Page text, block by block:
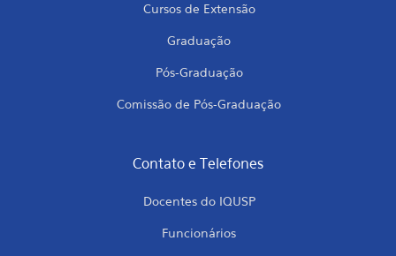
Cursos de Extensão
Graduação
Pós-Graduação
Comissão de Pós-Graduação
Contato e Telefones
Docentes do IQUSP
Funcionários